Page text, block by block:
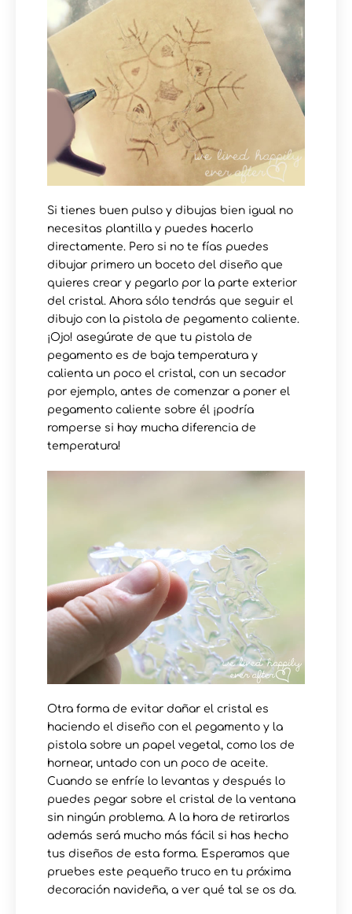
Si tienes buen pulso y dibujas bien igual no
necesitas plantilla y puedes hacerlo
directamente. Pero si no te fías puedes
dibujar primero un boceto del diseño que
quieres crear y pegarlo por la parte exterior
del cristal. Ahora sólo tendrás que seguir el
dibujo con la pistola de pegamento caliente.
¡Ojo! asegúrate de que tu pistola de
pegamento es de baja temperatura y
calienta un poco el cristal, con un secador
por ejemplo, antes de comenzar a poner el
pegamento caliente sobre él ¡podría
romperse si hay mucha diferencia de
temperatura!
Otra forma de evitar dañar el cristal es
haciendo el diseño con el pegamento y la
pistola sobre un papel vegetal, como los de
hornear, untado con un poco de aceite.
Cuando se enfríe lo levantas y después lo
puedes pegar sobre el cristal de la ventana
sin ningún problema. A la hora de retirarlos
además será mucho más fácil si has hecho
tus diseños de esta forma. Esperamos que
pruebes este pequeño truco en tu próxima
decoración navideña, a ver qué tal se os da.